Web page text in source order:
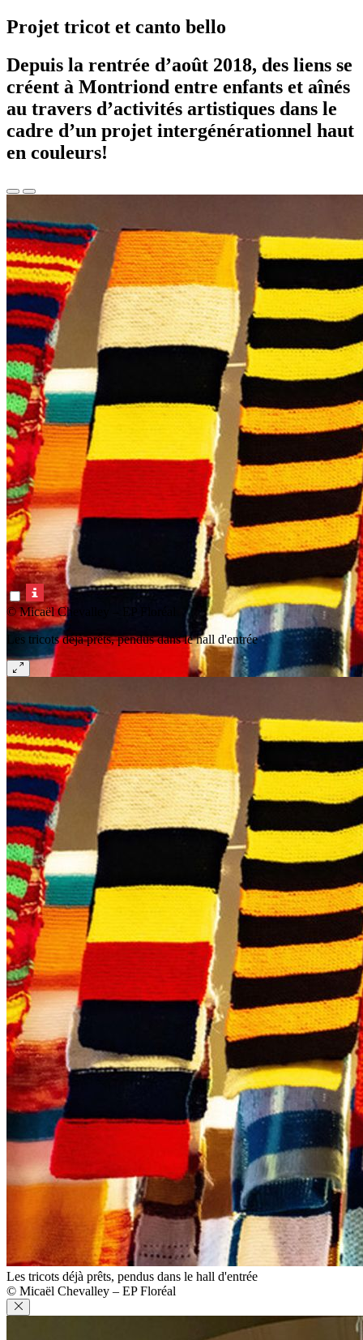
Projet tricot et canto bello
Depuis la rentrée d’août 2018, des liens se
créent à Montriond entre enfants et aînés
au travers d’activités artistiques dans le
cadre d’un projet intergénérationnel haut
en couleurs!
© Micaël Chevalley – EP Floréal
Les tricots déjà prêts, pendus dans le hall d'entrée
Les tricots déjà prêts, pendus dans le hall d'entrée
© Micaël Chevalley – EP Floréal